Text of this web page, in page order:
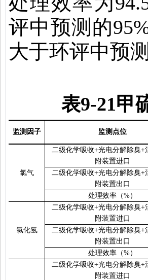
评中预测的
大于环评中预
表9-21甲
监测因子 监测点位
氯气
二级化学吸收+光电分解除臭+
附装置进口
二级化学吸收+光电分解除臭+
附装置出口
处理效率（%）
氯化氢
二级化学吸收+光电分解除臭+
附装置进口
二级化学吸收+光电分解除臭+
附装置出口
处理效率（%）
二级化学吸收+光电分解除臭+
附装置进口